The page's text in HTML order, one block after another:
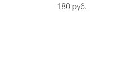
Цена
180 руб.